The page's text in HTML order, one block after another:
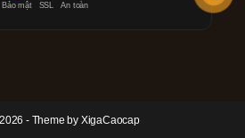
Bảo mật SSL An toàn
- Theme by XigaCaocap